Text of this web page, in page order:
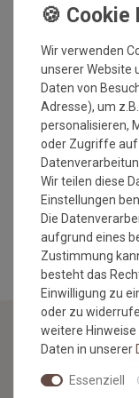
waschbar bis
rutschfest
Nimmt
für
Einsatzort:
Made in
MEHR
Wir verwenden
unserer Website
Daten von
Adresse), um
personalisieren,
oder Zugriffe auf
Wir teilen diese
Einstellungen
Die
aufgrund eines
Zustimmung
besteht das
Einwilligung zu
oder zu
weitere
Daten in unserer
Essenziell